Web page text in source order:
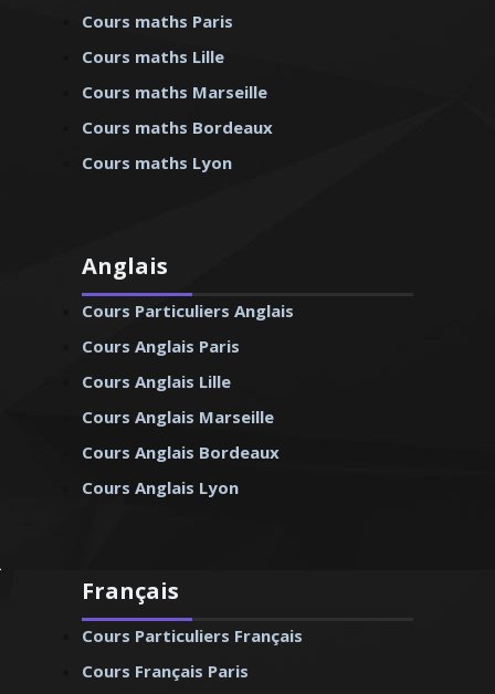
Cours maths Paris
Cours maths Lille
Cours maths Marseille
Cours maths Bordeaux
Cours maths Lyon
Anglais
Cours Particuliers Anglais
Cours Anglais Paris
Cours Anglais Lille
Cours Anglais Marseille
Cours Anglais Bordeaux
Cours Anglais Lyon
Français
Cours Particuliers Français
Cours Français Paris